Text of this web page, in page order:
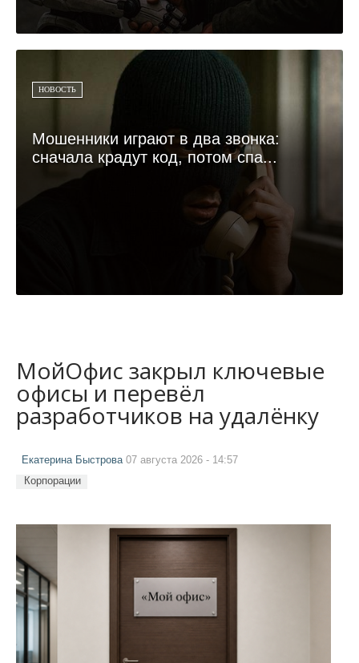
НОВОСТЬ
Мошенники играют в два звонка:
сначала крадут код, потом спа...
МойОфис закрыл ключевые
офисы и перевёл
разработчиков на удалёнку
Екатерина Быстрова 07 августа 2026 - 14:57
Корпорации